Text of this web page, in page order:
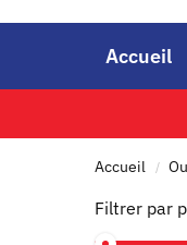
Accueil
Accueil /
Filtrer par